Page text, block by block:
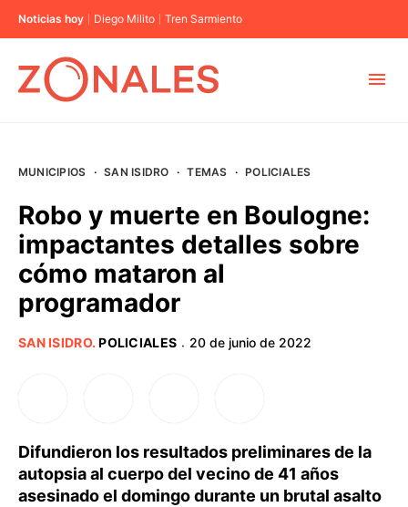
Noticias hoy Diego Milito Tren Sarmiento
BUENOS AIRES
PROVINCIAS
MUNICIPIOS · SAN ISIDRO · TEMAS · POLICIALES
Robo y muerte en Boulogne:
impactantes detalles sobre
cómo mataron al
programador
SAN ISIDRO.POLICIALES · 20 de junio de 2022
Difundieron los resultados preliminares de la
autopsia al cuerpo del vecino de 41 años
asesinado el domingo durante un brutal asalto